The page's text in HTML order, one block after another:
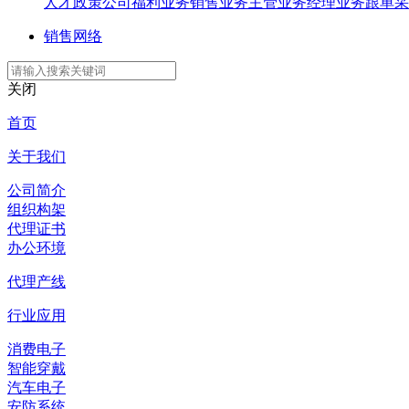
销售网络
关闭
首页
关于我们
公司简介
组织构架
代理证书
办公环境
代理产线
行业应用
消费电子
智能穿戴
汽车电子